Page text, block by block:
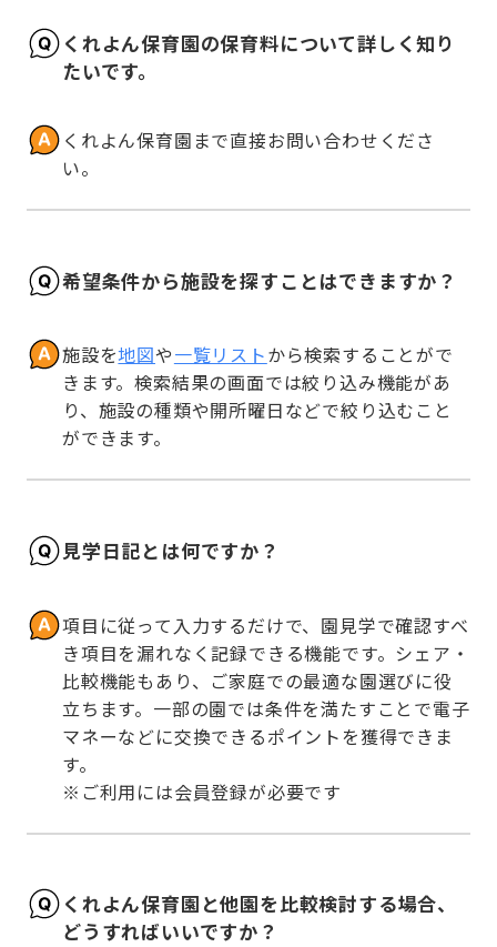
くれよん保育園の保育料について詳しく知り
たいです。
くれよん保育園まで直接お問い合わせくださ
い。
希望条件から施設を探すことはできますか？
施設を地図や一覧リストから検索することがで
きます。検索結果の画面では絞り込み機能があ
り、施設の種類や開所曜日などで絞り込むこと
ができます。
見学日記とは何ですか？
項目に従って入力するだけで、園見学で確認すべ
き項目を漏れなく記録できる機能です。シェア・
比較機能もあり、ご家庭での最適な園選びに役
立ちます。一部の園では条件を満たすことで電子
マネーなどに交換できるポイントを獲得できま
す。
※ご利用には会員登録が必要です
くれよん保育園と他園を比較検討する場合、
どうすればいいですか？